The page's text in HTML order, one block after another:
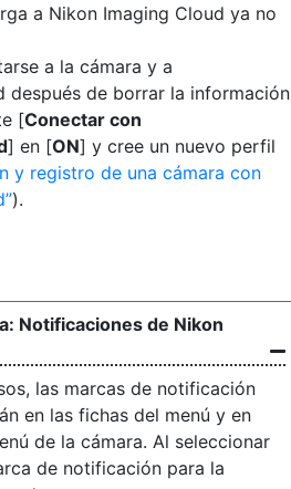
a Nikon Imaging Cloud ya no
a la cámara y a
después de borrar la información
[Conectar con
] en [ON] y cree un nuevo perfil
y registro de una cámara con
).
Notificaciones de Nikon
las marcas de notificación
en las fichas del menú y en
de la cámara. Al seleccionar
de notificación para la